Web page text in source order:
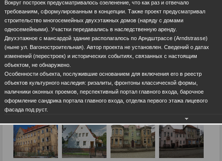
Вокруг построек предусматривалось озеленение, что как раз и отвечало
требованиям, сформулированным в концепции. Также проект предусматривал
строительство многосемейных двухэтажных домов (наряду с домами
односемейными). Участки передавались в наследственную аренду.
Двухэтажное с мансардой здание располагалось по Арндштрассе (Arndstrasse)
(ныне ул. Вагоностроительная). Автор проекта не установлен. Сведений о датах
изменений (перестроек) и исторических событиях, связанных с настоящим
объектом, не обнаружено.
Особенности объекта, послужившие основанием для включения его в реестр
объектов культурного наследия: ризалиты, фронтоны классической формы,
наличники оконных проемов, перспективный портал главного входа, барочное
оформление сандрика портала главного входа, отделка первого этажа лицевого
фасада под руст.